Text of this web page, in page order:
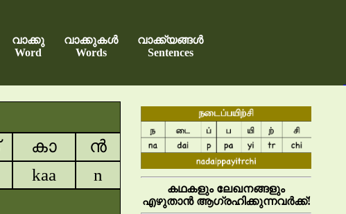
വാക്കു
Word
വാക്കുകൾ
Words
വാക്ക്യങ്ങൾ
Sentences
കാ
ൻ
kaa
n
കഥകളും ലേഖനങ്ങളും
എഴുതാൻ ആഗ്രഹിക്കുന്നവർക്ക്!